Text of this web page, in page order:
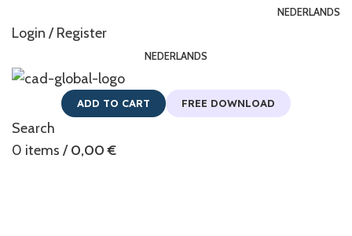
NEDERLANDS
Login / Register
NEDERLANDS
ADD TO CART FREE DOWNLOAD
Search
0 items / 0,00€